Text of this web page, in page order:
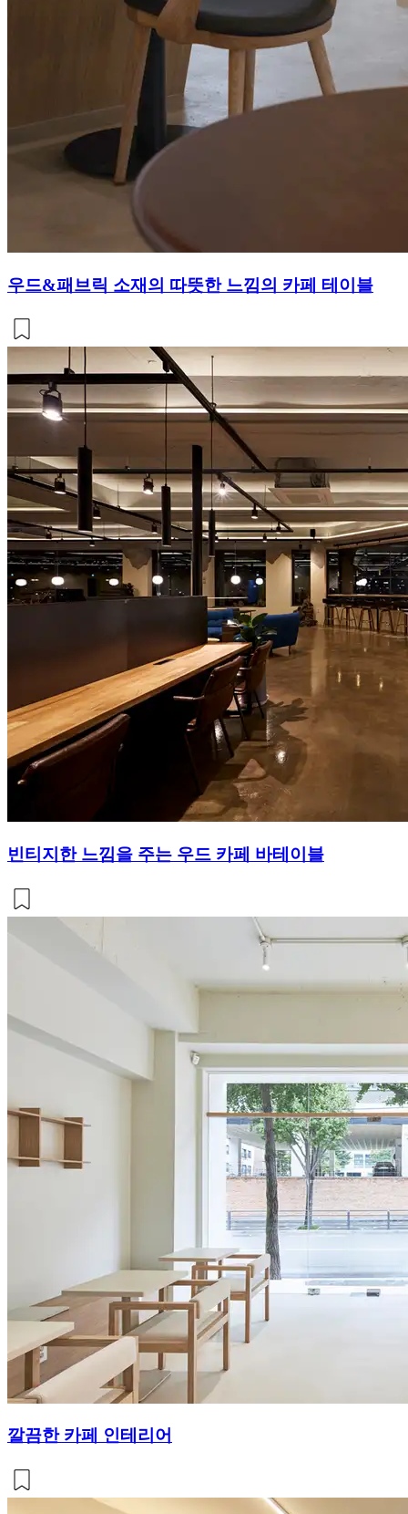
우드&패브릭 소재의 따뜻한 느낌의 카페 테이블
빈티지한 느낌을 주는 우드 카페 바테이블
깔끔한 카페 인테리어